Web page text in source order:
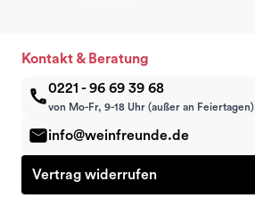
Kontakt & Beratung
0221 - 96 69 39 68
von Mo-Fr, 9-18 Uhr (außer an Feiertagen)
info@weinfreunde.de
Vertrag widerrufen